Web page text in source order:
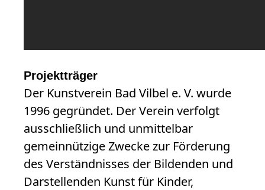
Projektträger
Der Kunstverein Bad Vilbel e. V. wurde
1996 gegründet. Der Verein verfolgt
ausschließlich und unmittelbar
gemeinnützige Zwecke zur Förderung
des Verständnisses der Bildenden und
Darstellenden Kunst für Kinder,